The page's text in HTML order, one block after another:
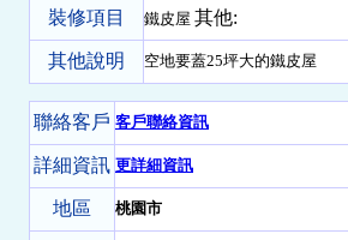
裝修項目 鐵皮屋 其他:
其他說明 空地要蓋25坪大的鐵皮屋
聯絡客戶 客戶聯絡資訊
詳細資訊 更詳細資訊
地區 桃園市